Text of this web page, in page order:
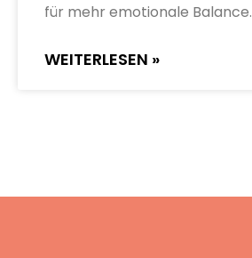
für mehr emotionale Balance.
WEITERLESEN »